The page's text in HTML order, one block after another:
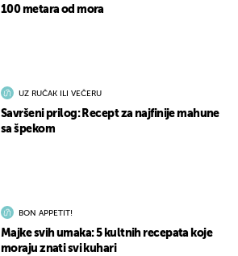
100 metara od mora
UZ RUČAK ILI VEČERU
Savršeni prilog: Recept za najfinije mahune
sa špekom
BON APPETIT!
Majke svih umaka: 5 kultnih recepata koje
moraju znati svi kuhari